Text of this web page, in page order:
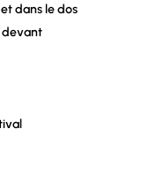
dans le dos
devant